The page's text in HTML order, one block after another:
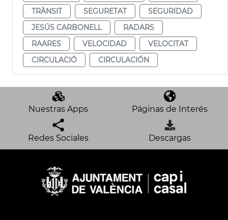
TRÀNSIT
SEGURETAT
SEGURIDAD
JESÚS CARBONELL
RADARS
RAARES
VELOCIDAD
VELOCITAT
CIRCULACIÓ
CIRCULACIÓN
Nuestras Apps Páginas de Interés
Redes Sociales Descargas